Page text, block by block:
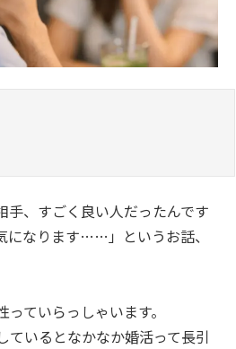
手、すごく良い人だったんです
になります……」というお話、
ていらっしゃいます。
ているとなかなか婚活って長引